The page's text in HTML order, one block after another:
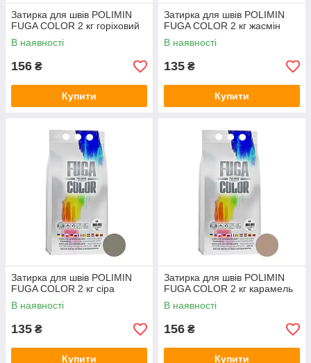
Затирка для швів POLIMIN
FUGA COLOR 2 кг горіховий
В наявності
156 ₴
Купити
Затирка для швів POLIMIN
FUGA COLOR 2 кг жасмін
В наявності
135 ₴
Купити
Затирка для швів POLIMIN
FUGA COLOR 2 кг сіра
В наявності
135 ₴
Купити
Затирка для швів POLIMIN
FUGA COLOR 2 кг карамель
В наявності
156 ₴
Купити